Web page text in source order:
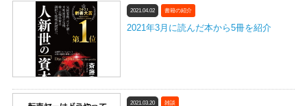
2021.04.02 書籍の紹介
2021年3月に読んだ本から5冊を紹介
2021.03.20 雑談